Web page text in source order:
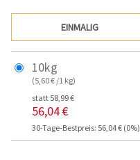
EINMALIG
10kg
(5,60 € /1 kg)
statt 58,99 €
56,04 €
30-Tage-Bestpreis: 56,04 € (0%)